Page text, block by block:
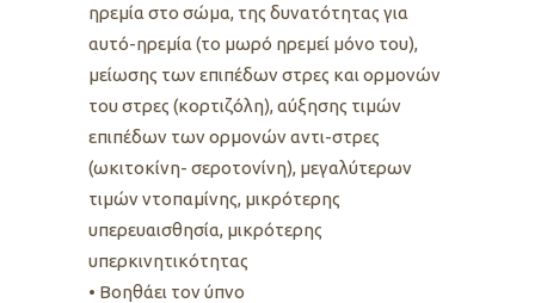
ηρεμία στο σώμα, της δυνατότητας για
αυτό-ηρεμία (το μωρό ηρεμεί μόνο του),
μείωσης των επιπέδων στρες και ορμονών
του στρες (κορτιζόλη), αύξησης τιμών
επιπέδων των ορμονών αντι-στρες
(ωκιτοκίνη- σεροτονίνη), μεγαλύτερων
τιμών ντοπαμίνης, μικρότερης
υπερευαισθησία, μικρότερης
υπερκινητικότητας
• Βοηθάει τον ύπνο